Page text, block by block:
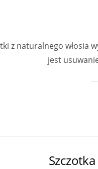
z naturalnego włosia
jest